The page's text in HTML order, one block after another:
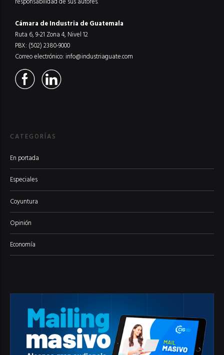
Cámara de Industria de Guatemala
Ruta 6, 9-21 Zona 4, Nivel 12
PBX: (502) 2380-9000
Correo electrónico: info@industriaguate.com
CATEGORÍAS
En portada
Especiales
Coyuntura
Opinión
Economía